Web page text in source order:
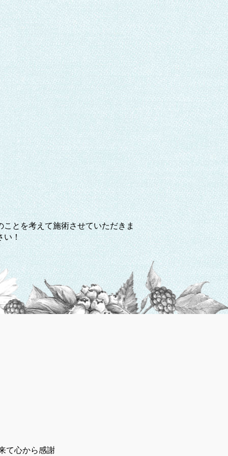
とを考えて施術させていただきま
！
て心から感謝